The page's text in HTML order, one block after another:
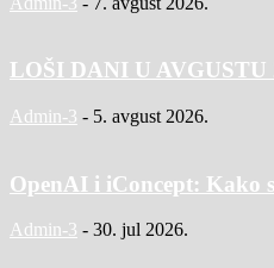
LOŠI DANI U AVGUSTU
Admin-3 - 5. avgust 2026.
OpenAI i iConcept: Kako
Admin-3 - 30. jul 2026.